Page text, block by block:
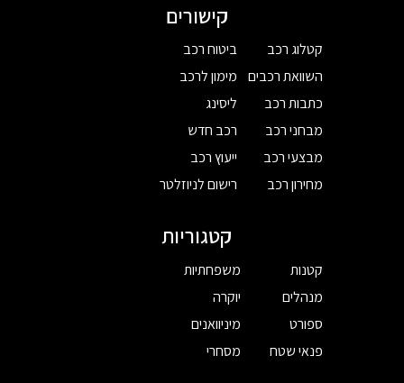
קישורים
קטלוג רכב
השוואת רכבים
כתבות רכב
מבחני רכב
מבצעי רכב
מחירון רכב
ביטוח רכב
מימון לרכב
ליסינג
רכב חדש
ייעוץ רכב
רישום לניוזלטר
קטגוריות
קטנות
מנהלים
ספורט
פנאי שטח
משפחתיות
יוקרה
מיניוואנים
מסחרי